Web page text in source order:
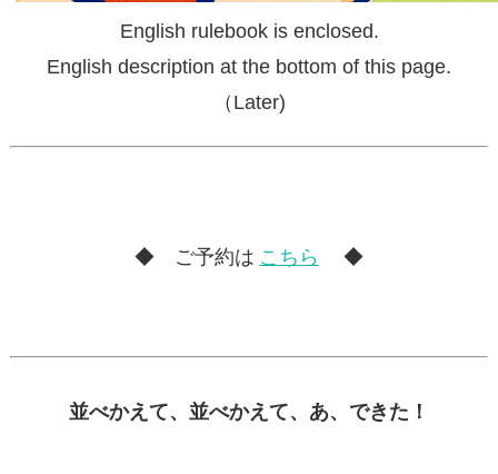
English rulebook is enclosed.
English description at the bottom of this page.
（Later)
◆ ご予約は こちら ◆
並べかえて、並べかえて、あ、できた！